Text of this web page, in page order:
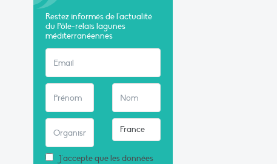
Restez informés de l'actualité
du Pôle-relais lagunes
méditerranéennes
J'accepte que les données